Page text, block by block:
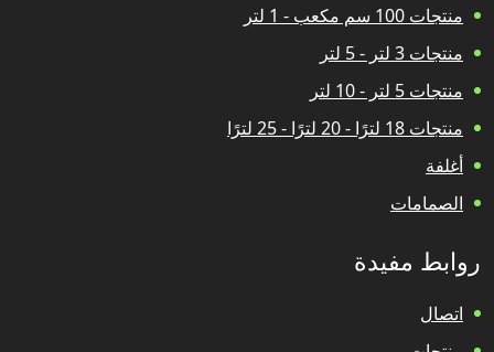
منتجات 100 سم مكعب - 1 لتر
منتجات 3 لتر - 5 لتر
منتجات 5 لتر - 10 لتر
منتجات 18 لترًا - 20 لترًا - 25 لترًا
أغلفة
الصمامات
روابط مفيدة
اتصال